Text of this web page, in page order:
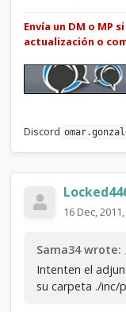
Envía un DM o MP
actualización o
Discord
16 Dec,
Sama34 wrote:
Intenten el
su carpeta ./inc/